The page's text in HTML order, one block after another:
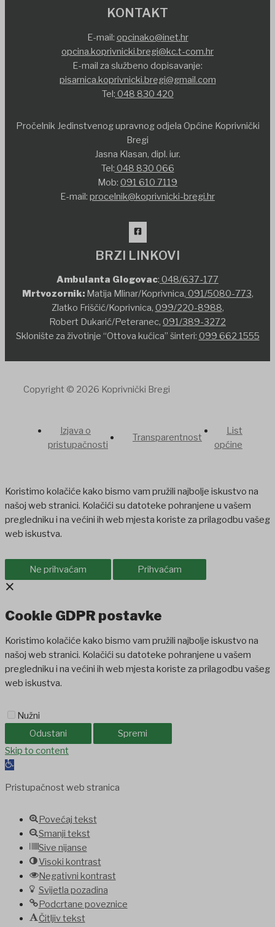
KONTAKT
E-mail: opcinako@inet.hr
opcina.koprivnicki.bregi@kc.t-com.hr
E-mail za službeno dopisavanje:
pisarnica.koprivnicki.bregi@gmail.com
Tel: 048 830 420
Pročelnik Jedinstvenog upravnog odjela Općine Koprivnički
Bregi
Jasna Klasan, dipl. iur.
Tel: 048 830 066
Mob: 091 610 7119
E-mail: procelnik@koprivnicki-bregi.hr
BRZI LINKOVI
Ambulanta Glogovac: 048/637-177
Mrtvozornik:Matija Mlinar/Koprivnica, 091/5080-773,
Zlatko Friščić/Koprivnica, 099/220-8988,
Robert Dukarić/Peteranec, 091/389-3272
Sklonište za životinje “Ottova kućica” šinteri: 099 662 1555
Copyright © 2026 Koprivnički Bregi
Izjava o
pristupačnosti
Transparentnost
List
općine
Koristimo kolačiće kako bismo vam pružili najbolje iskustvo na
našoj web stranici. Kolačići su datoteke pohranjene u vašem
pregledniku i na većini ih web mjesta koriste za prilagodbu vašeg
web iskustva.
Ne prihvaćam Prihvaćam
×
Cookie GDPR postavke
Koristimo kolačiće kako bismo vam pružili najbolje iskustvo na
našoj web stranici. Kolačići su datoteke pohranjene u vašem
pregledniku i na većini ih web mjesta koriste za prilagodbu vašeg
web iskustva.
Nužni
Odustani
Spremi
jojobetholiganbet
Skip to content
Open
Pristupačnost web stranica
Povećaj tekst
Smanji tekst
Sive nijanse
Visoki kontrast
Negativni kontrast
Svijetla pozadina
Podcrtane poveznice
Čitljiv tekst